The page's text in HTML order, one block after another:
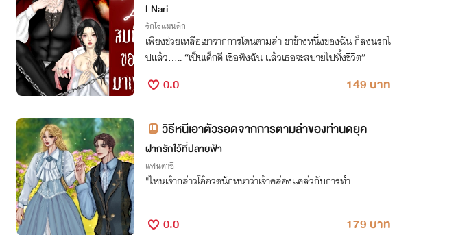
LNari
รักโรแมนติก
เพียงช่วยเหลือเขาจากการโดนตามล่า ขาข้างหนึ่งของฉัน ก็ลงนรกไ
ปแล้ว..... “เป็นเด็กดี เชื่อฟังฉัน แล้วเธอจะสบายไปทั้งชีวิต”
0.0 149 บาท
วิธีหนีเอาตัวรอดจากการตามล่าของท่านดยุค
ฝากรักใว้ที่ปลายฟ้า
แฟนตาซี
"ไหนเจ้ากล่าวโอ้อวดนักหนาว่าเจ้าคล่องแคล่วกับการทำ
0.0 179 บาท